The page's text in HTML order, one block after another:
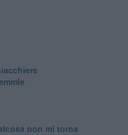
non mi torna